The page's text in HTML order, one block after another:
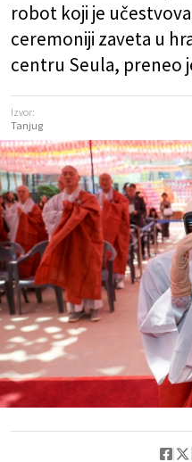
robot koji je
ceremoniji zaveta u
centru Seula, preneo
Izvor:
Tanjug